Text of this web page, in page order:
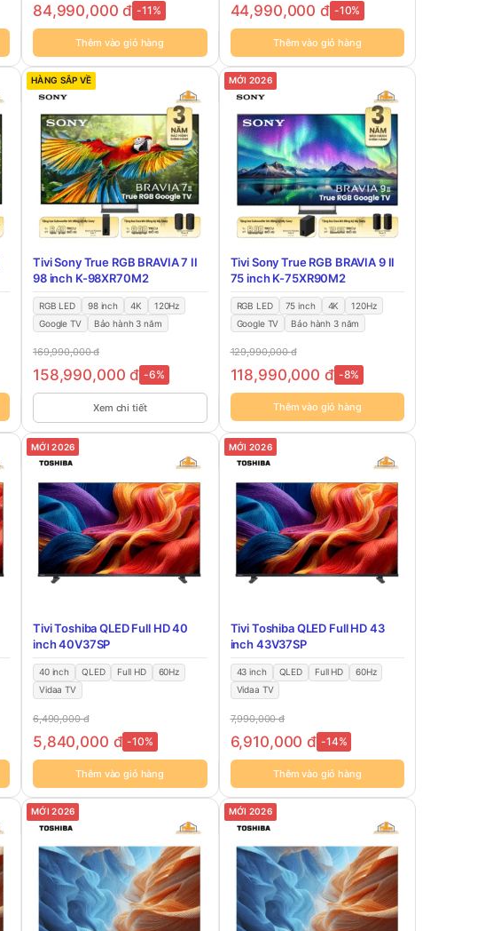
84,990,000đ -11%
Thêm vào giỏ hàng
44,990,000 đ -10%
Thêm vào giỏ hàng
HÀNG SẮP VỀ
Tivi Sony True RGB BRAVIA 7 II
98 inch K-98XR70M2
RGB LED 98 inch 4K
120Hz
Google TV
Bảo hành 3 năm
169,990,000đ
158,990,000đ -6%
Xem chi tiết
MỚI 2026
Tivi Sony True RGB BRAVIA 9 II
75 inch K-75XR90M2
RGB LED 75 inch 4K
120Hz
Google TV
Bảo hành 3 năm
129,990,000đ
118,990,000 đ -8%
Thêm vào giỏ hàng
MỚI 2026
Tivi Toshiba QLED Full HD 40
inch 40V37SP
40 inch QLED Full HD
60Hz
Vidaa TV
6,490,000đ
5,840,000 đ -10%
Thêm vào giỏ hàng
MỚI 2026
Tivi Toshiba QLED Full HD 43
inch 43V37SP
43 inch QLED Full HD
60Hz
Vidaa TV
7,990,000đ
6,910,000đ -14%
Thêm vào giỏ hàng
MỚI 2026 MỚI 2026